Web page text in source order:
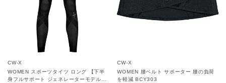
CW-X
WOMEN スポーツタイツ ロング 【下半
身フルサポート ジェネレーターモデル】
CW-X
WOMEN 腰ベルト サポーター 腰の負荷
を軽減 BCY303